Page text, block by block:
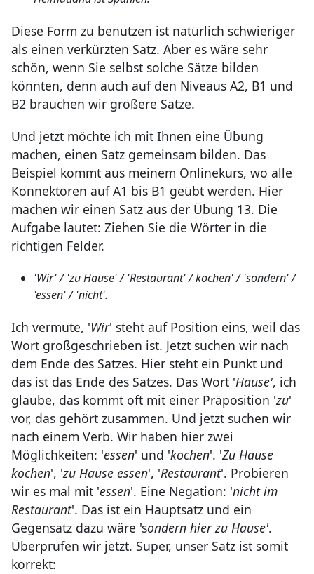
Diese Form zu benutzen ist natürlich schwieriger
als einen verkürzten Satz. Aber es wäre sehr
schön, wenn Sie selbst solche Sätze bilden
könnten, denn auch auf den Niveaus A2, B1 und
B2 brauchen wir größere Sätze.
Und jetzt möchte ich mit Ihnen eine Übung
machen, einen Satz gemeinsam bilden. Das
Beispiel kommt aus meinem Onlinekurs, wo alle
Konnektoren auf A1 bis B1 geübt werden. Hier
machen wir einen Satz aus der Übung 13. Die
Aufgabe lautet: Ziehen Sie die Wörter in die
richtigen Felder.
'Wir' / 'zu Hause' / 'Restaurant' / kochen' / 'sondern' /
'essen' / 'nicht'.
Ich vermute, 'Wir' steht auf Position eins, weil das
Wort großgeschrieben ist. Jetzt suchen wir nach
dem Ende des Satzes. Hier steht ein Punkt und
das ist das Ende des Satzes. Das Wort 'Hause', ich
glaube, das kommt oft mit einer Präposition 'zu'
vor, das gehört zusammen. Und jetzt suchen wir
nach einem Verb. Wir haben hier zwei
Möglichkeiten: 'essen' und 'kochen'. 'Zu Hause
kochen', 'zu Hause essen', 'Restaurant'. Probieren
wir es mal mit 'essen'. Eine Negation: 'nicht im
Restaurant'. Das ist ein Hauptsatz und ein
Gegensatz dazu wäre 'sondern hier zu Hause'.
Überprüfen wir jetzt. Super, unser Satz ist somit
korrekt: